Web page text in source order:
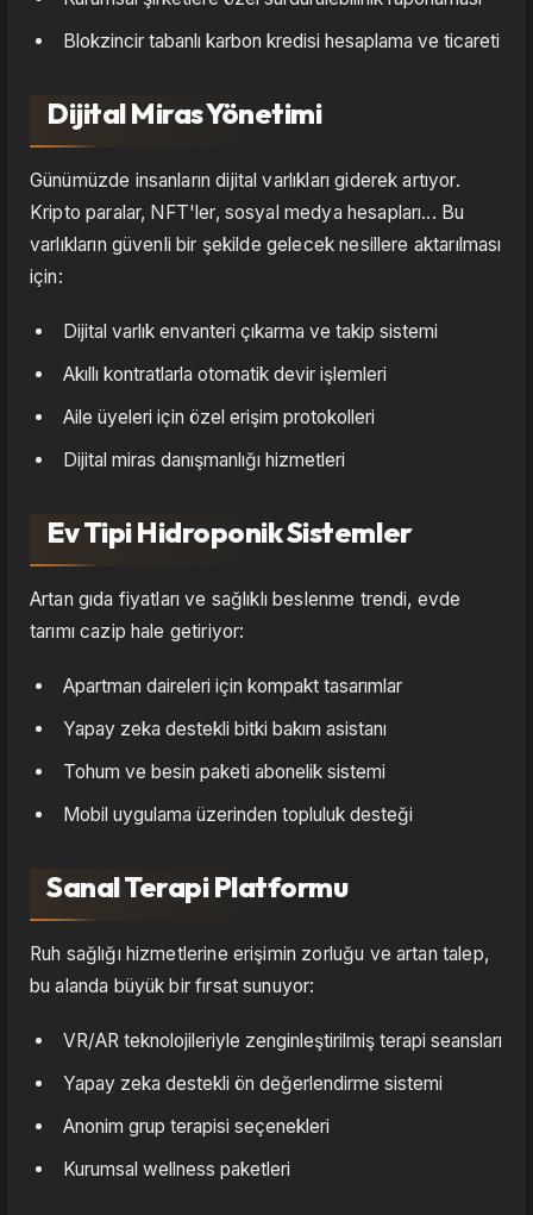
Blokzincir tabanlı karbon kredisi hesaplama ve ticareti
Dijital Miras Yönetimi
Günümüzde insanların dijital varlıkları giderek artıyor.
Kripto paralar, NFT'ler, sosyal medya hesapları... Bu
varlıkların güvenli bir şekilde gelecek nesillere aktarılması
için:
Dijital varlık envanteri çıkarma ve takip sistemi
Akıllı kontratlarla otomatik devir işlemleri
Aile üyeleri için özel erişim protokolleri
Dijital miras danışmanlığı hizmetleri
Ev Tipi Hidroponik Sistemler
Artan gıda fiyatları ve sağlıklı beslenme trendi, evde
tarımı cazip hale getiriyor:
Apartman daireleri için kompakt tasarımlar
Yapay zeka destekli bitki bakım asistanı
Tohum ve besin paketi abonelik sistemi
Mobil uygulama üzerinden topluluk desteği
Sanal Terapi Platformu
Ruh sağlığı hizmetlerine erişimin zorluğu ve artan talep,
bu alanda büyük bir fırsat sunuyor:
VR/AR teknolojileriyle zenginleştirilmiş terapi seansları
Yapay zeka destekli ön değerlendirme sistemi
Anonim grup terapisi seçenekleri
Kurumsal wellness paketleri